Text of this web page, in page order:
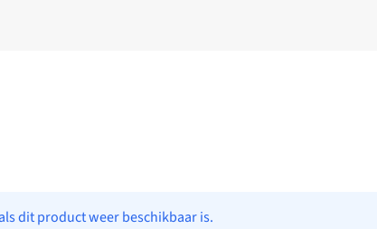
dit product weer beschikbaar is.